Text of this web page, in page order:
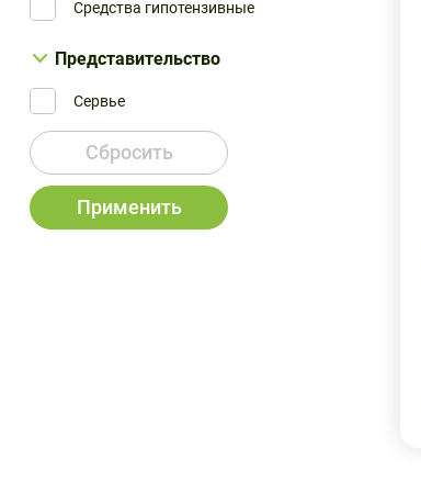
Средства гипотензивные
Представительство
Сервье
Сбросить
Применить